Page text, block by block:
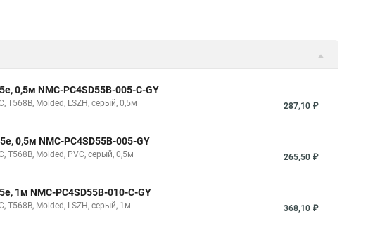
0,5м NMC-PC4SD55B-005-C-GY
Molded, LSZH, серый, 0,5м 287,10 ₽
0,5м NMC-PC4SD55B-005-GY
Molded, PVC, серый, 0,5м 265,50 ₽
1м NMC-PC4SD55B-010-C-GY
Molded, LSZH, серый, 1м 368,10 ₽